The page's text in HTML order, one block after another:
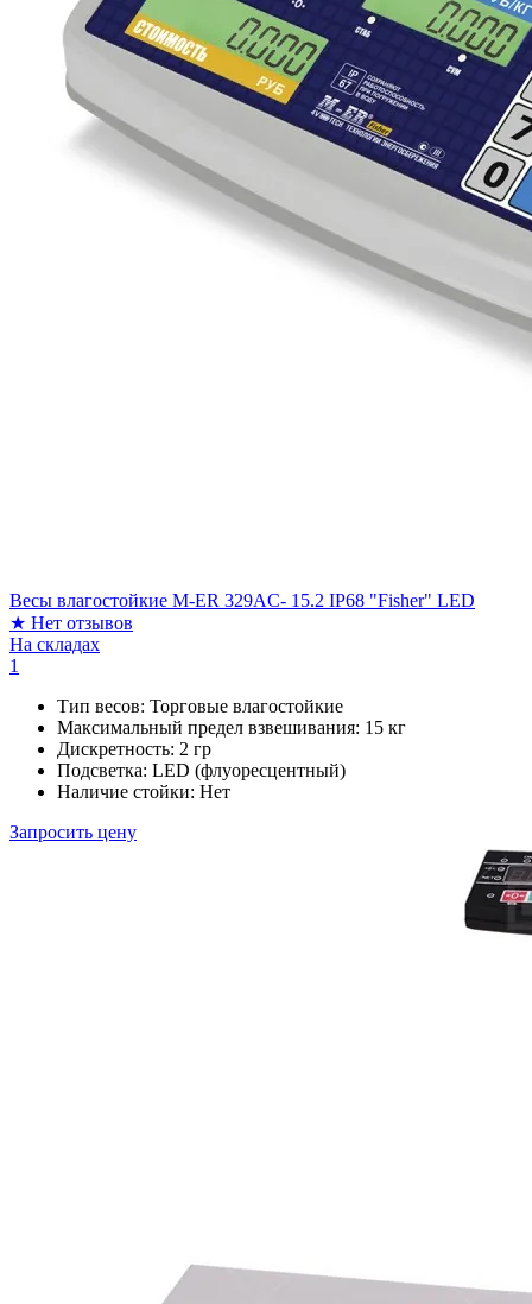
Весы влагостойкие M-ER 329AC- 15.2 IP68 "Fisher" LED
★ Нет отзывов
На складах
1
Тип весов: Торговые влагостойкие
Максимальный предел взвешивания: 15 кг
Дискретность: 2 гр
Подсветка: LED (флуоресцентный)
Наличие стойки: Нет
Запросить цену